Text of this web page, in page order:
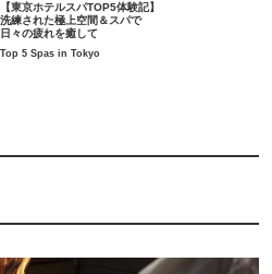
【東京ホテルスパTOP5体験記】
洗練された極上空間＆スパで
日々の疲れを癒して
Top 5 Spas in Tokyo